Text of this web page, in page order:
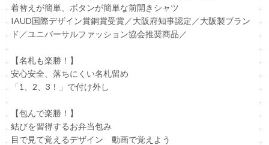
着替えが簡単、ボタンが簡単な前開きシャツ
IAUD国際デザイン賞銅賞受賞／大阪府知事認定／大阪製ブラン
ド／ユニバーサルファッション協会推奨商品／
【名札も楽勝！】
安心安全、落ちにくい名札留め
「1、2、3！」で付け外し
【包んで楽勝！】
結びを習得するお弁当包み
目で見て覚えるデザイン 動画で覚えよう